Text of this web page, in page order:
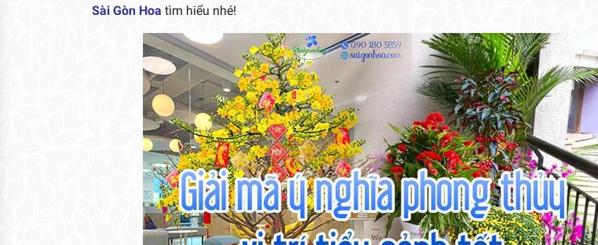
Sài Gòn Hoa tìm hiểu nhé!